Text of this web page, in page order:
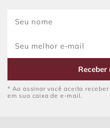
Receber
* Ao assinar você aceita
em sua caixa de e-mail.